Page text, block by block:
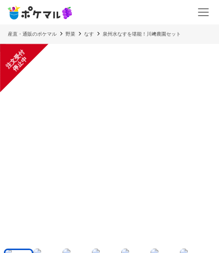
産直・通販のポケマル 野菜 なす 泉州水なすを堪能！川﨑農園セット
注
文
受
付
停
止
中